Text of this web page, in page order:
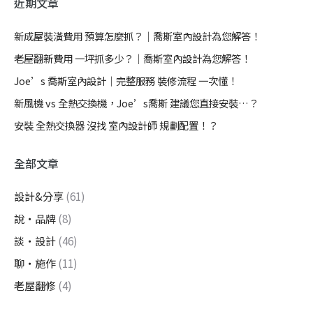
新成屋裝潢費用 預算怎麼抓？｜喬斯室內設計為您解答！
老屋翻新費用 一坪抓多少？｜喬斯室內設計為您解答！
Joe’s 喬斯室內設計｜完整服務 裝修流程 一次懂！
新風機 vs 全熱交換機，Joe’s喬斯 建議您直接安裝…？
安裝 全熱交換器 沒找 室內設計師 規劃配置！？
全部文章
設計&分享(61)
說・品牌(8)
談・設計(46)
聊・施作(11)
老屋翻修 (4)